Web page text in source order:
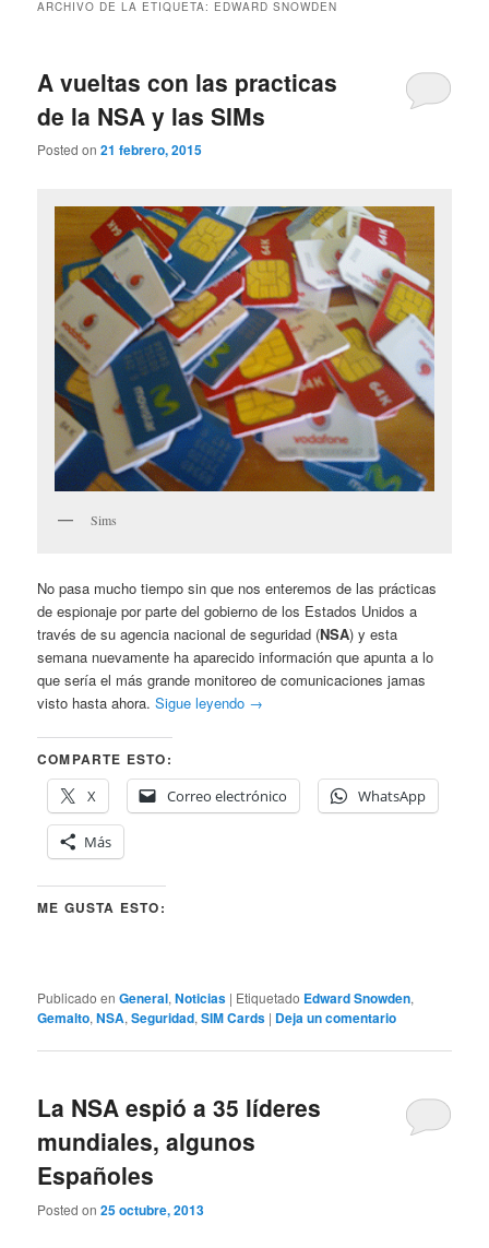
ARCHIVO DE LA ETIQUETA: EDWARD SNOWDEN
A vueltas con las practicas
de la NSA y las SIMs
Posted on21 febrero, 2015
Sims
No pasa mucho tiempo sin que nos enteremos de las prácticas
de espionaje por parte del gobierno de los Estados Unidos a
través de su agencia nacional de seguridad (NSA) y esta
semana nuevamente ha aparecido información que apunta a lo
que sería el más grande monitoreo de comunicaciones jamas
visto hasta ahora.Sigue leyendo →
COMPARTE ESTO:
X
Correo electrónico WhatsApp
Más
ME GUSTA ESTO:
Publicado en General,Noticias | Etiquetado Edward Snowden,
Gemalto,NSA,Seguridad,SIM Cards | Deja un comentario
La NSA espió a 35 líderes
mundiales, algunos
Españoles
Posted on25 octubre, 2013